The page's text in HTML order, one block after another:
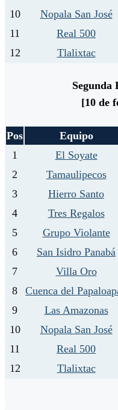
10
Nopala San José
11
Real 500
12
Tlalixtac
Segunda
[10 de
Pos Equipo
1
El Soyate
2
Tamaulipecos
3
Hierro Santo
4
Tres Regalos
5
Grupo Violante
6
San Isidro Panabá
7
Villa Oro
8
Cuenca del
9
Las Amazonas
10
Nopala San José
11
Real 500
12
Tlalixtac